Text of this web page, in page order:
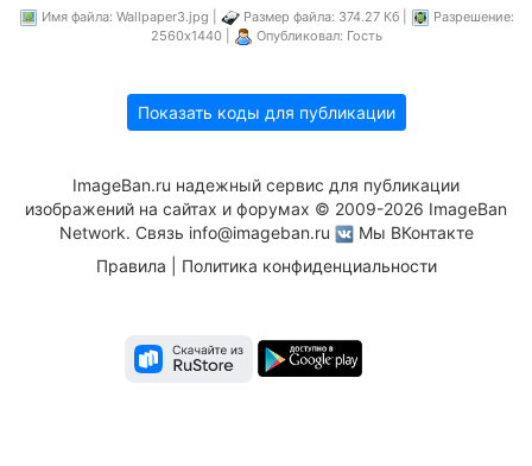
Имя файла: Wallpaper3.jpg | Размер файла: 374.27 Кб |
Разрешение:
2560x1440 |
Опубликовал: Гость
Показать коды для публикации
ImageBan.ru надежный сервис для публикации
изображений на сайтах и форумах © 2009-2026 ImageBan
Network. Связь info@imageban.ru
Мы ВКонтакте
Правила
Политика конфиденциальности